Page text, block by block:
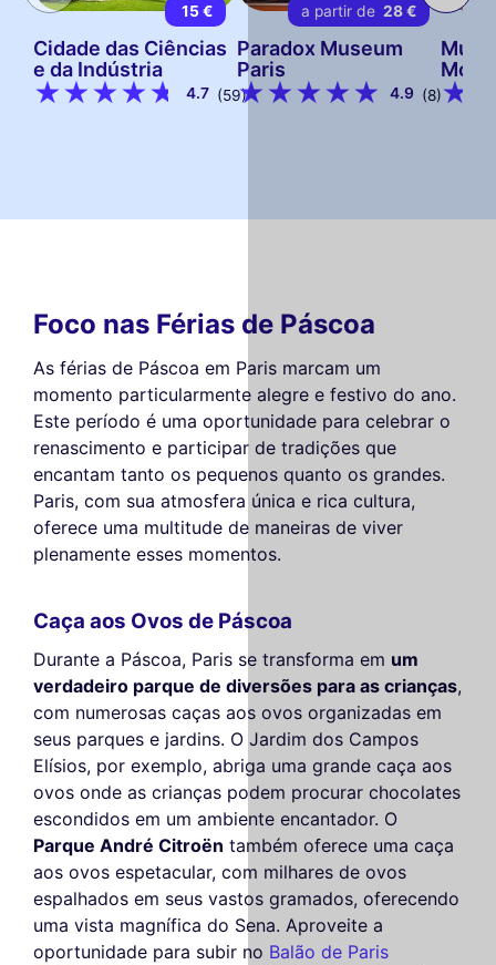
15 €
Cidade das Ciências
e da Indústria
4.7 (59)
a partir de 28 €
Paradox Museum
Paris
4.9 (8)
Foco nas Férias de Páscoa
As férias de Páscoa em Paris marcam um
momento particularmente alegre e festivo do ano.
Este período é uma oportunidade para celebrar o
renascimento e participar de tradições que
encantam tanto os pequenos quanto os grandes.
Paris, com sua atmosfera única e rica cultura,
oferece uma multitude de maneiras de viver
plenamente esses momentos.
Caça aos Ovos de Páscoa
Durante a Páscoa, Paris se transforma em um
verdadeiro parque de diversões para as crianças,
com numerosas caças aos ovos organizadas em
seus parques e jardins. O Jardim dos Campos
Elísios, por exemplo, abriga uma grande caça aos
ovos onde as crianças podem procurar chocolates
escondidos em um ambiente encantador. O
Parque André Citroën também oferece uma caça
aos ovos espetacular, com milhares de ovos
espalhados em seus vastos gramados, oferecendo
uma vista magnífica do Sena. Aproveite a
oportunidade para subir no Balão de Paris